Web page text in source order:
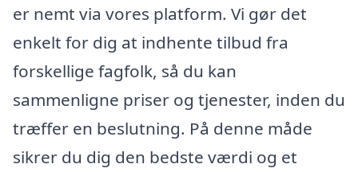
er nemt via vores platform. Vi gør det
enkelt for dig at indhente tilbud fra
forskellige fagfolk, så du kan
sammenligne priser og tjenester, inden du
træffer en beslutning. På denne måde
sikrer du dig den bedste værdi og et